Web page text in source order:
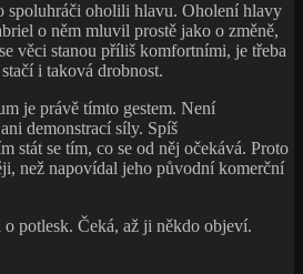
spoluhráči oholili hlavu. Oholení hlavy
o něm mluvil prostě jako o změně,
věci stanou příliš komfortními, je třeba
i taková drobnost.
je právě tímto gestem. Není
demonstrací síly. Spíš
stát se tím, co se od něj očekává. Proto
než napovídal jeho původní komerční
potlesk. Čeká, až ji někdo objeví.